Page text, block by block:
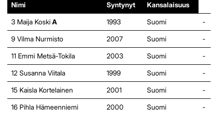
Nimi Syntynyt Kansalaisuus
3 Maija KoskiA 1993 Suomi -
9 Vilma Nurmisto 2007 Suomi -
11 Emmi Metsä-Tokila 2003 Suomi -
12 Susanna Viitala 1999 Suomi -
15 Kaisla Kortelainen 2001 Suomi -
16 Pihla Hämeenniemi 2000 Suomi -